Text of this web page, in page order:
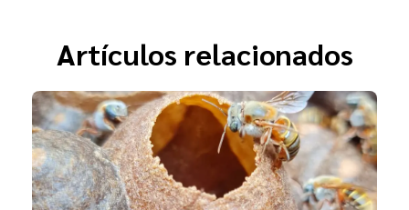
Artículos relacionados